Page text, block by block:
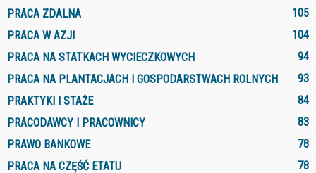
PRACA ZDALNA
105
PRACA W AZJI
104
PRACA NA STATKACH WYCIECZKOWYCH
94
PRACA NA PLANTACJACH I GOSPODARSTWACH ROLNYCH
93
PRAKTYKI I STAŻE
84
PRACODAWCY I PRACOWNICY
83
PRAWO BANKOWE
78
PRACA NA CZĘŚĆ ETATU
78